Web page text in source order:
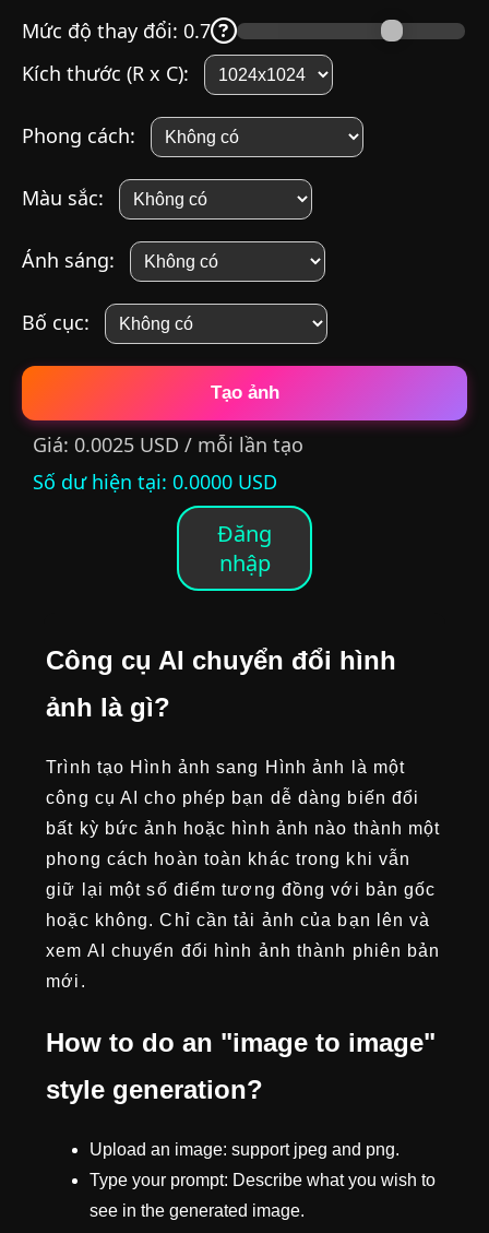
Mức độ thay đổi:0.7
Kích thước (R x C):
Phong cách:
Màu sắc:
Ánh sáng:
Bố cục:
Tạo ảnh
Giá: 0.0025 USD / mỗi lần tạo
Số dư hiện tại: 0.0000 USD
Đăng
nhập
Công cụ AI chuyển đổi hình
ảnh là gì?
Trình tạo Hình ảnh sang Hình ảnh là một
công cụ AI cho phép bạn dễ dàng biến đổi
bất kỳ bức ảnh hoặc hình ảnh nào thành một
phong cách hoàn toàn khác trong khi vẫn
giữ lại một số điểm tương đồng với bản gốc
hoặc không. Chỉ cần tải ảnh của bạn lên và
xem AI chuyển đổi hình ảnh thành phiên bản
mới.
How to do an "image to image"
style generation?
Upload an image: support jpeg and png.
Type your prompt: Describe what you wish to
see in the generated image.